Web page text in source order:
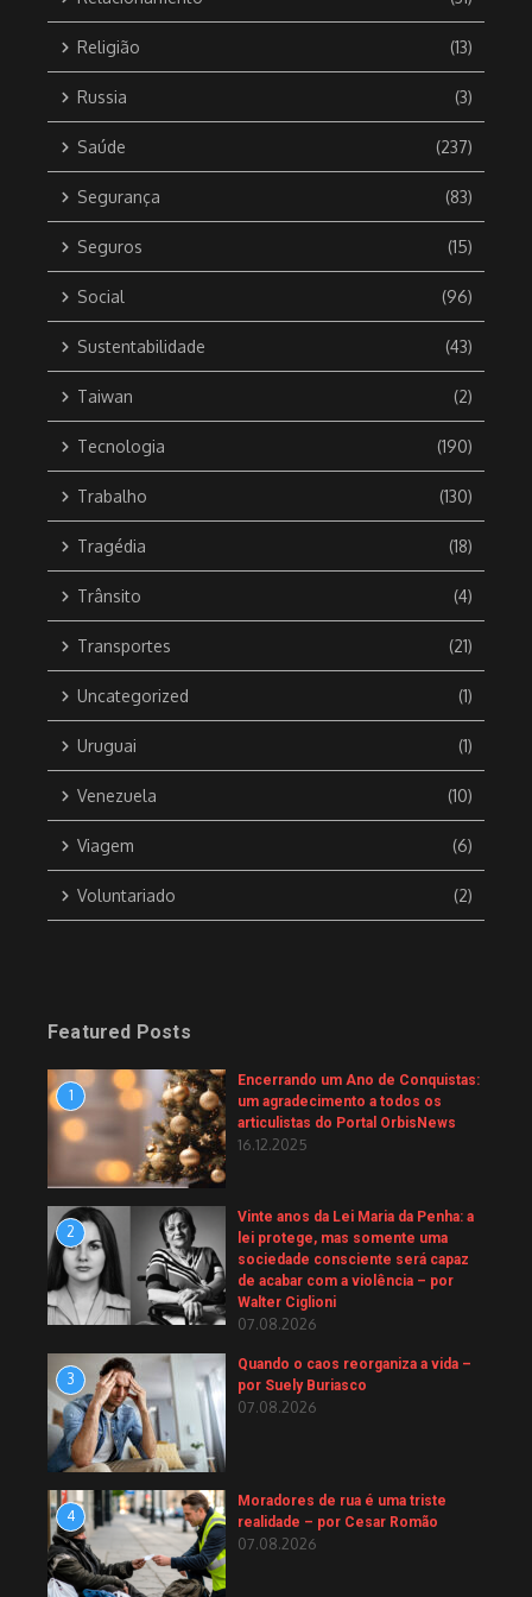
Religião (13)
Russia (3)
Saúde (237)
Segurança (83)
Seguros (15)
Social (96)
Sustentabilidade (43)
Taiwan (2)
Tecnologia (190)
Trabalho (130)
Tragédia (18)
Trânsito (4)
Transportes (21)
Uncategorized (1)
Uruguai (1)
Venezuela (10)
Viagem (6)
Voluntariado (2)
Featured Posts
1
Encerrando um Ano de Conquistas:
um agradecimento a todos os
articulistas do Portal OrbisNews
16.12.2025
2
Vinte anos da Lei Maria da Penha: a
lei protege, mas somente uma
sociedade consciente será capaz
de acabar com a violência – por
Walter Ciglioni
07.08.2026
3
Quando o caos reorganiza a vida –
por Suely Buriasco
07.08.2026
4
Moradores de rua é uma triste
realidade – por Cesar Romão
07.08.2026